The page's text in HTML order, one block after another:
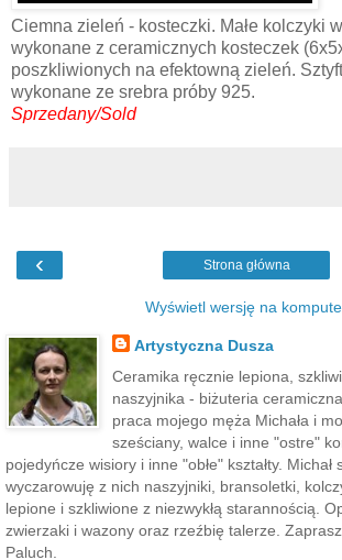
Ciemna zieleń - kosteczki. Małe kolczyki
wykonane z ceramicznych kosteczek
poszkliwionych na efektowną zieleń.
wykonane ze srebra próby 925.
Sprzedany/Sold
‹ Strona główna
Wyświetl wersję na
Artystyczna Dusza
Ceramika ręcznie lepiona,
naszyjnika - biżuteria
praca mojego męża Michała i
sześciany, walce i inne "ostre"
pojedyńcze wisiory i inne "obłe" kształty. Michał
wyczarowuję z nich naszyjniki, bransoletki,
lepione i szkliwione z niezwykłą starannością.
zwierzaki i wazony oraz rzeźbię talerze.
Paluch.